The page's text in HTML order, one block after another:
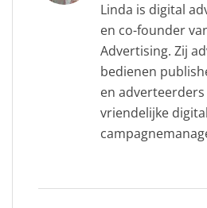
Linda is digital
en co-founder
Advertising. Zij
bedienen
en
vriendelijke